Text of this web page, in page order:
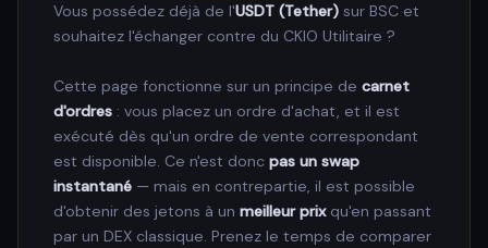
Vous possédez déjà de l'USDT (Tether) sur BSC et
souhaitez l'échanger contre du CKIO Utilitaire ?
Cette page fonctionne sur un principe de carnet
d'ordres : vous placez un ordre d'achat, et il est
exécuté dès qu'un ordre de vente correspondant
est disponible. Ce n'est donc pas un swap
instantané — mais en contrepartie, il est possible
d'obtenir des jetons à un meilleur prixqu'en passant
par un DEX classique. Prenez le temps de comparer